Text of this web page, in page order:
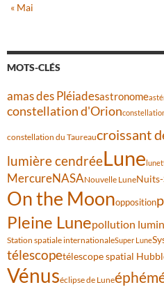
« Mai
MOTS-CLÉS
amas des Pléiadesastronome
constellation d'Orion
constellation du Taureaucroissant
lumière cendréeLune
MercureNASANouvelle Lune
On the Moonopposition
Pleine Lunepollution
Station spatiale internationaleSuper Lune
télescopetélescope spatial
Vénuséclipse de Lune